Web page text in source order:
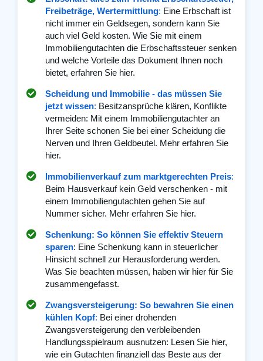
Freibeträge, Wertermittlung: Eine Erbschaft ist
nicht immer ein Geldsegen, sondern kann Sie
auch viel Geld kosten. Wie Sie mit einem
Immobiliengutachten die Erbschaftssteuer senken
und welche Vorteile das Dokument Ihnen noch
bietet, erfahren Sie hier.
Scheidung und Immobilie - das müssen Sie
jetzt wissen: Besitzansprüche klären, Konflikte
vermeiden: Mit einem Immobiliengutachter an
Ihrer Seite schonen Sie bei einer Scheidung die
Nerven und Ihren Geldbeutel. Mehr erfahren Sie
hier.
Immobilienverkauf zum marktgerechten Preis:
Beim Hausverkauf kein Geld verschenken - mit
einem Immobiliengutachten gehen Sie auf
Nummer sicher. Mehr erfahren Sie hier.
Schenkung: So können Sie effektiv Steuern
sparen: Eine Schenkung kann in steuerlicher
Hinsicht schnell zur Herausforderung werden.
Was Sie beachten müssen, haben wir hier für Sie
zusammengefasst.
Zwangsversteigerung: So bewahren Sie einen
kühlen Kopf: Bei einer drohenden
Zwangsversteigerung den verbleibenden
Handlungsspielraum ausnutzen: Lesen Sie hier,
wie ein Gutachten finanziell das Beste aus der